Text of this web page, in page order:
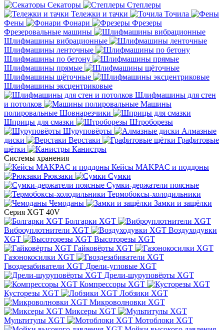
Секаторы
Степлеры
Тележки и тачки
Точила
Фены
Фонари
Фрезеры
Фрезеровальные машины
Шлифмашины вибрационные
Шлифмашины ленточные
Шлифмашины по бетону
Шлифмашины прямые
Шлифмашины щёточные
Шлифмашины эксцентриковые
Шлифмашины для стен
и потолков
Машины
полировальные Шовнарезчики
Шприцы для смазки
Штроборезы
Шуруповёрты
Алмазные
диски
Верстаки
Графитовые
щётки
Канистры
Системы хранения
Кейсы MAKPAC и поддоны
Рюкзаки
Сумки
Сумки-держатели поясные
Термобоксы-холодильники
Чемоданы
Замки и защёлки
Серия XGT 40V
Болгарки XGT
Виброуплотнители XGT
Воздуходувки
XGT
Высоторезы XGT
Гайковёрты XGT
Газонокосилки XGT
Гвоздезабиватели XGT Дрели-угловые XGT
Дрели-шуруповёрты XGT
Компрессоры XGT
Кусторезы XGT
Лобзики XGT
Микроволновки XGT
Миксеры XGT
Мультитулы XGT
Мотоблоки XGT